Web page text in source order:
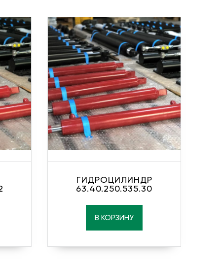
ГИДРОЦИЛИНДР
63.40.250.535.30
В КОРЗИНУ